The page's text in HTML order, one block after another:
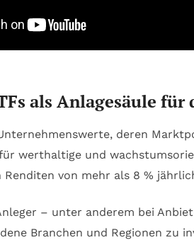
als Anlagesäule
deren
werthaltige und
Renditen von mehr als 8 %
– unter anderem bei
Branchen und Regionen zu